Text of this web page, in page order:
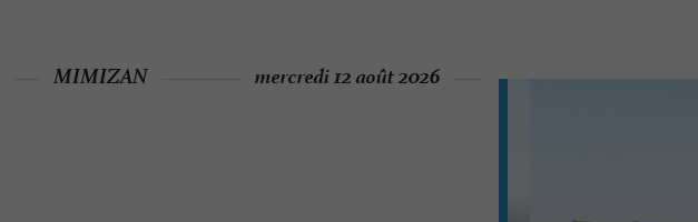
MIMIZAN mercredi 12 août 2026